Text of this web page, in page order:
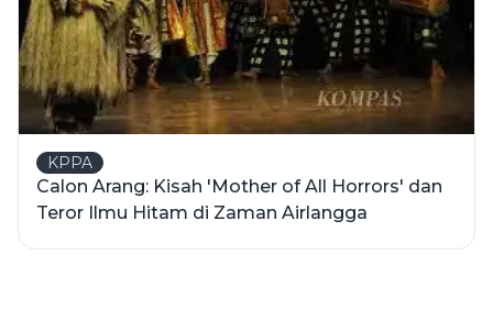
KPPA
Calon Arang: Kisah 'Mother of All Horrors' dan
Teror Ilmu Hitam di Zaman Airlangga